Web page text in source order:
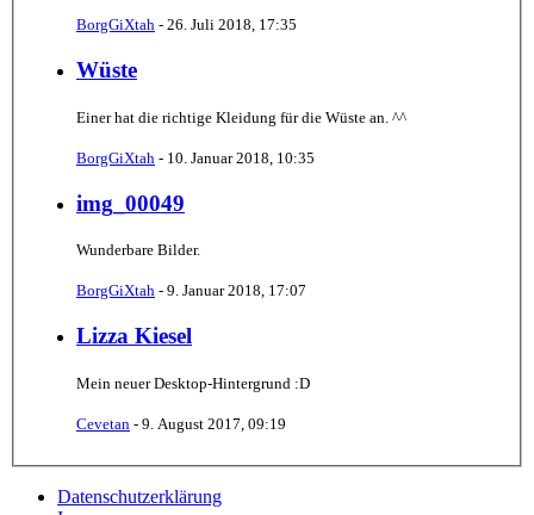
BorgGiXtah - 26. Juli 2018, 17:35
Wüste
Einer hat die richtige Kleidung für die Wüste an. ^^
BorgGiXtah - 10. Januar 2018, 10:35
img_00049
Wunderbare Bilder.
BorgGiXtah - 9. Januar 2018, 17:07
Lizza Kiesel
Mein neuer Desktop-Hintergrund :D
Cevetan - 9. August 2017, 09:19
Datenschutzerklärung